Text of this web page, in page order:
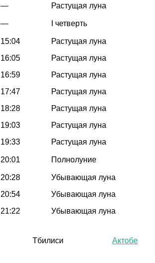
— Растущая луна
— I четверть
15:04 Растущая луна
16:05 Растущая луна
16:59 Растущая луна
17:47 Растущая луна
18:28 Растущая луна
19:03 Растущая луна
19:33 Растущая луна
20:01 Полнолуние
20:28 Убывающая луна
20:54 Убывающая луна
21:22 Убывающая луна
Тбилиси Актобе